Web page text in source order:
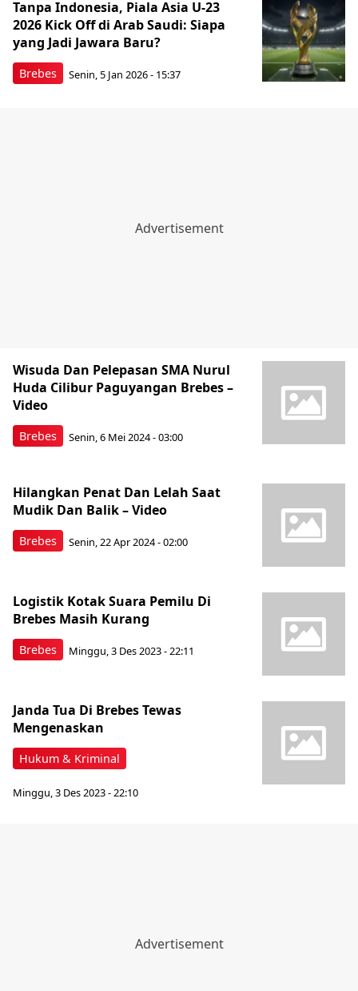
Brebes
Tanpa Indonesia, Piala Asia U-23
2026 Kick Off di Arab Saudi: Siapa
yang Jadi Jawara Baru?
Senin, 5 Jan 2026 - 15:37
Brebes
Wisuda Dan Pelepasan SMA Nurul
Huda Cilibur Paguyangan Brebes –
Video
Senin, 6 Mei 2024 - 03:00
Brebes
Hilangkan Penat Dan Lelah Saat
Mudik Dan Balik – Video
Senin, 22 Apr 2024 - 02:00
Brebes
Logistik Kotak Suara Pemilu Di
Brebes Masih Kurang
Minggu, 3 Des 2023 - 22:11
Hukum & Kriminal
Janda Tua Di Brebes Tewas
Mengenaskan
Minggu, 3 Des 2023 - 22:10